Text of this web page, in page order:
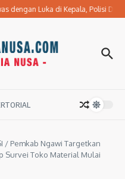
dengan Luka di Kepala, Polisi
/ Pemkab Ngawi Targetkan
Survei Toko Material Mulai